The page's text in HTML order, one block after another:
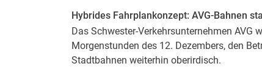
Hybrides Fahrplankonzept: AVG-Bahnen
Das Schwester-Verkehrsunternehmen AVG
Morgenstunden des 12. Dezembers, den
Stadtbahnen weiterhin oberirdisch.